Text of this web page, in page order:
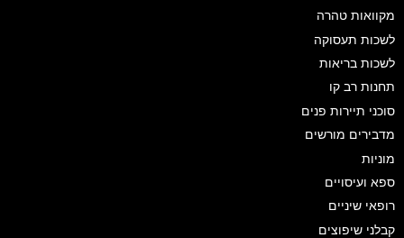
מקוואות טהרה
לשכות תעסוקה
לשכות בריאות
תחנות רב קו
סוכני תיירות פנים
מדבירים מורשים
מוניות
ספא ועיסויים
רופאי שיניים
קבלני שיפוצים